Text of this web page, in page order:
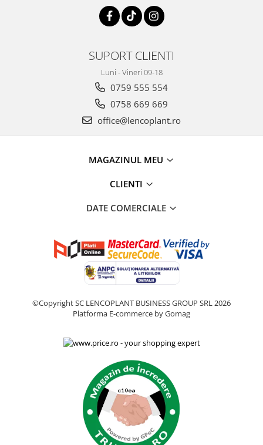
SUPORT CLIENTI
Luni - Vineri 09-18
0759 555 554
0758 669 669
office@lencoplant.ro
MAGAZINUL MEU
CLIENTI
DATE COMERCIALE
©Copyright SC LENCOPLANT BUSINESS GROUP SRL 2026
Platforma E-commerce by Gomag